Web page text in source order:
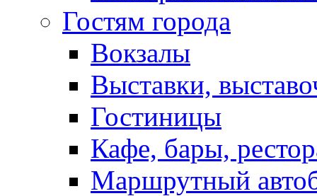
Гостям города
Вокзалы
Выставки,
Гостиницы
Кафе, бары,
Маршрутный